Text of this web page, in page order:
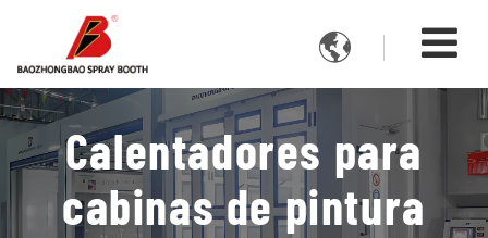

Calentadores para
cabinas de pintura